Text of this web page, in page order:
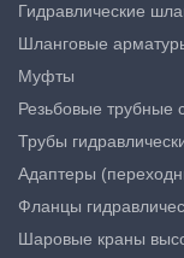
Гидравлические
Шланговые
Муфты
Резьбовые трубные
Трубы
Адаптеры
Фланцы
Шаровые краны